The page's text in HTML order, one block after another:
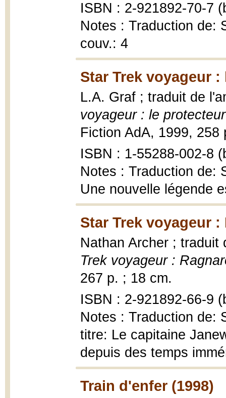
ISBN : 2-921892-70-7
Notes : Traduction de:
couv.: 4
Star Trek voyageur
L.A. Graf ; traduit de
voyageur : le
Fiction AdA, 1999, 258
ISBN : 1-55288-002-8
Notes : Traduction de:
Une nouvelle légende
Star Trek voyageur :
Nathan Archer ;
Trek voyageur :
267 p. ; 18 cm.
ISBN : 2-921892-66-9
Notes : Traduction de:
titre: Le capitaine
depuis des temps
Train d'enfer (1998)